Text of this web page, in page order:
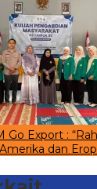
Go Export :
dan